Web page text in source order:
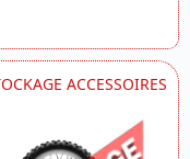
ACCESSOIRES